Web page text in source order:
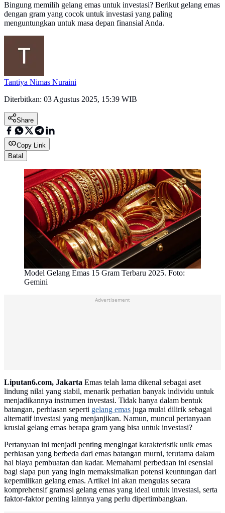
Bingung memilih gelang emas untuk investasi? Berikut gelang emas
dengan gram yang cocok untuk investasi yang paling
menguntungkan untuk masa depan finansial Anda.
Tantiya Nimas Nuraini
Diterbitkan: 03 Agustus 2025, 15:39 WIB
Share
Copy Link
Batal
Model Gelang Emas 15 Gram Terbaru 2025. Foto:
Gemini
Liputan6.com, Jakarta Emas telah lama dikenal sebagai aset
lindung nilai yang stabil, menarik perhatian banyak individu untuk
menjadikannya instrumen investasi. Tidak hanya dalam bentuk
batangan, perhiasan seperti gelang emas juga mulai dilirik sebagai
alternatif investasi yang menjanjikan. Namun, muncul pertanyaan
krusial gelang emas berapa gram yang bisa untuk investasi?
Pertanyaan ini menjadi penting mengingat karakteristik unik emas
perhiasan yang berbeda dari emas batangan murni, terutama dalam
hal biaya pembuatan dan kadar. Memahami perbedaan ini esensial
bagi siapa pun yang ingin memaksimalkan potensi keuntungan dari
kepemilikan gelang emas. Artikel ini akan mengulas secara
komprehensif gramasi gelang emas yang ideal untuk investasi, serta
faktor-faktor penting lainnya yang perlu dipertimbangkan.